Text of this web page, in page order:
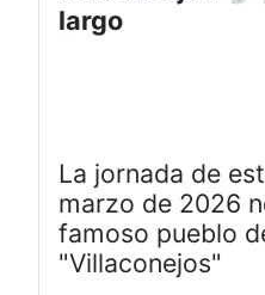
largo
La jornada de
marzo de 2026
famoso pueblo
"Villaconejos"